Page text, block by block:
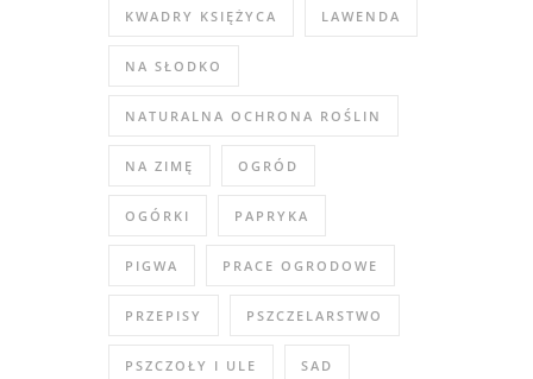
KWADRY KSIĘŻYCA LAWENDA
NA SŁODKO
NATURALNA OCHRONA ROŚLIN
NA ZIMĘ OGRÓD
OGÓRKI PAPRYKA
PIGWA PRACE OGRODOWE
PRZEPISY PSZCZELARSTWO
PSZCZOŁY I ULE SAD